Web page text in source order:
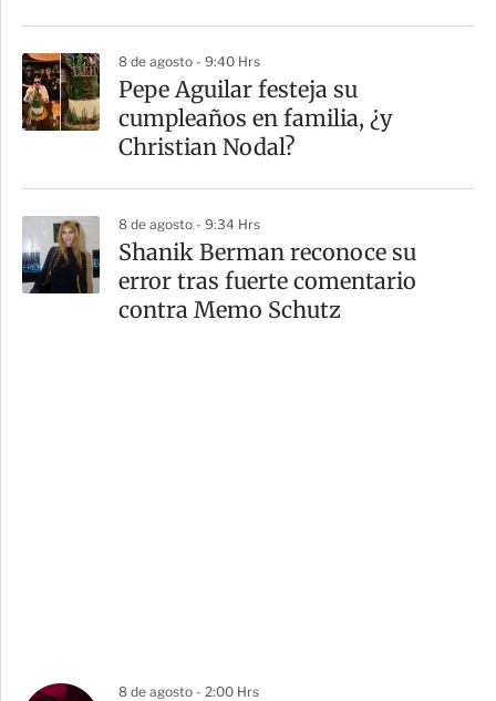
8 de agosto - 9:40 Hrs
Pepe Aguilar festeja su
cumpleaños en familia, ¿y
Christian Nodal?
8 de agosto - 9:34 Hrs
Shanik Berman reconoce su
error tras fuerte comentario
contra Memo Schutz
8 de agosto - 2:00 Hrs